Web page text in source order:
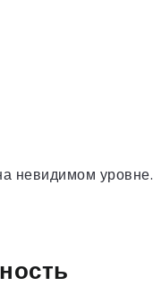
невидимом уровне.